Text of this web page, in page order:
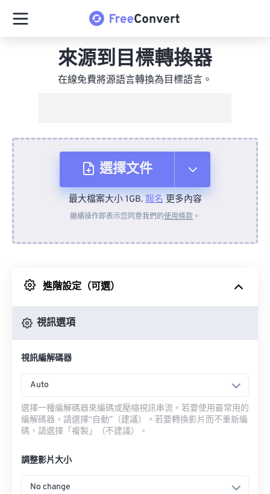
來源到目標轉換器
在線免費將源語言轉換為目標語言。
選擇文件
來自裝置
來自 Google 雲端硬碟
最大檔案大小 1GB.報名更多內容
繼續操作即表示您同意我們的使用條款 。
進階設定（可選）
視訊選項
視訊編解碼器
Auto
選擇一種編解碼器來編碼或壓縮視訊串流。若要使用最常用的
編解碼器，請選擇“自動”（建議）。若要轉換影片而不重新編
碼，請選擇「複製」（不建議）。
調整影片大小
No change